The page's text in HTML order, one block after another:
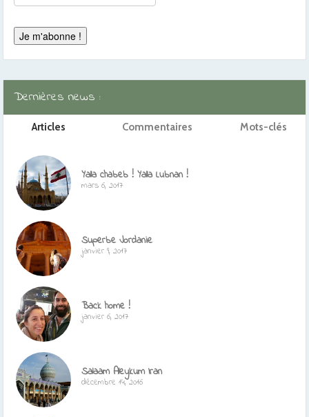
Dernières news :
Articles Commentaires Mots-clés
Yalla chabeb ! Yalla Lubnan !
mars 6, 2017
Superbe Jordanie
janvier 9, 2017
Back home !
janvier 6, 2017
Salaam Aleykum Iran
décembre 14, 2016